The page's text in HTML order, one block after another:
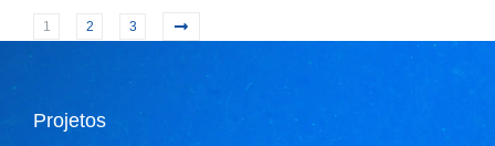
1 2 3
Projetos